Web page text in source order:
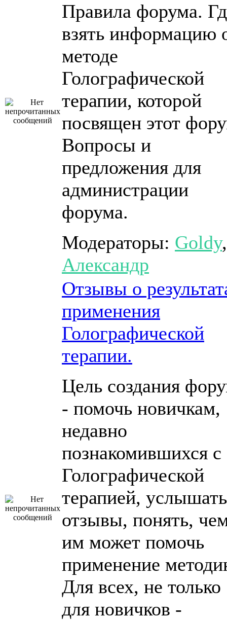
Правила форума.
взять информацию
методе
Голографической
терапии, которой
посвящен этот
Вопросы и
предложения для
администрации
форума.
Модераторы: Goldy,
Александр
Отзывы о
применения
Голографической
терапии.
Цель создания
- помочь новичкам,
недавно
познакомившихся с
Голографической
терапией, услышать
отзывы, понять,
им может помочь
применение
Для всех, не только
для новичков -